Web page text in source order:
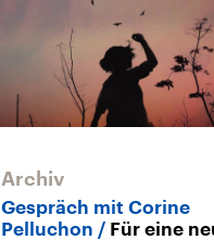
Archiv
Gespräch mit Corine
Pelluchon
Für eine